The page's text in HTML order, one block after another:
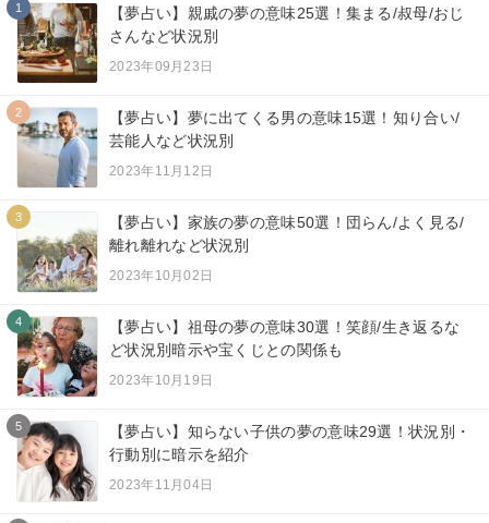
1
【夢占い】親戚の夢の意味25選！集まる/叔母/おじ
さんなど状況別
2023年09月23日
2
【夢占い】夢に出てくる男の意味15選！知り合い/
芸能人など状況別
2023年11月12日
3
【夢占い】家族の夢の意味50選！団らん/よく見る/
離れ離れなど状況別
2023年10月02日
4
【夢占い】祖母の夢の意味30選！笑顔/生き返るな
ど状況別暗示や宝くじとの関係も
2023年10月19日
5
【夢占い】知らない子供の夢の意味29選！状況別・
行動別に暗示を紹介
2023年11月04日